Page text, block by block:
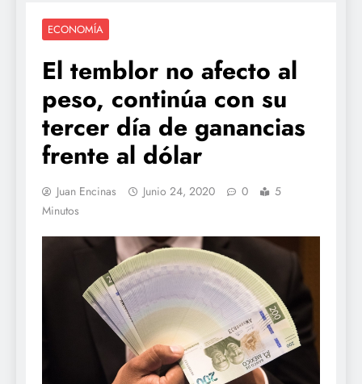
ECONOMÍA
El temblor no afecto al
peso, continúa con su
tercer día de ganancias
frente al dólar
Juan Encinas Junio 24, 2020 0
5
Minutos